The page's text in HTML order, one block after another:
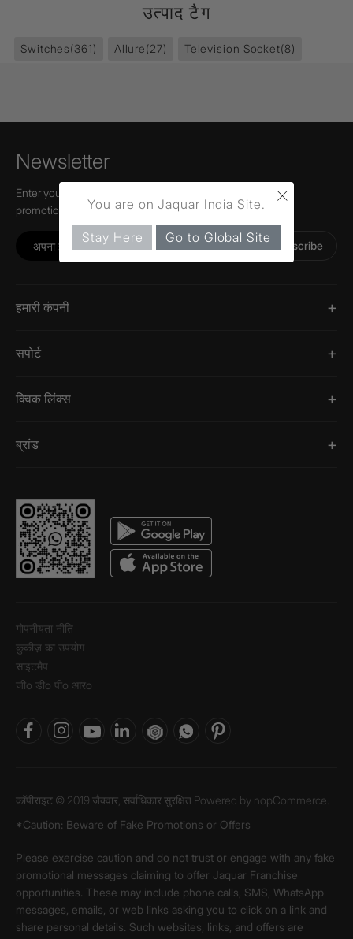
उत्पाद टैग
Switches(361) Allure(27) Television Socket(8)
Newsletter
Enter your email to receive news,
promotions, and information about Jaquar.
Subscribe
हमारी कंपनी
सपोर्ट
क्विक लिंक्स
ब्रांड
गोपनीयता नीति
कुकीज़ का उपयोग
साइटमैप
जीo डीo पीo आरo
कॉपीराइट © 2019 जैक्वार, सर्वाधिकार सुरक्षित Powered by nopCommerce.
*Caution: Beware of Fake Promotions or Offers
Please exercise caution and do not trust or engage with any fake
promotional messages claiming to offer Jaquar Franchise
opportunities. These may include phone calls, SMS, WhatsApp
messages, emails, or web links asking you to click on a link and
share personal details. Such websites, links, and offers are
×
You are on Jaquar India Site.
Stay Here Go to Global Site